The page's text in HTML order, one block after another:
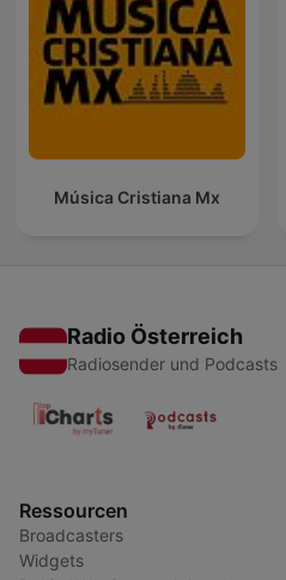
Música Cristiana Mx
Radio Österreich
Radiosender und Podcasts
Ressourcen
Broadcasters
Widgets